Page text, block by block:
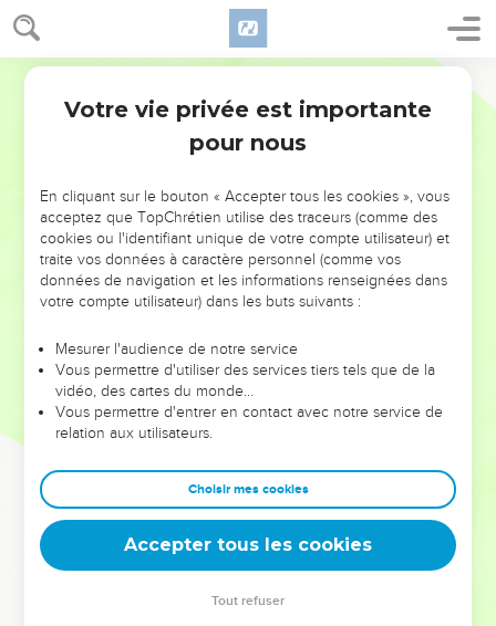
NE MANQUEZ PAS L’ÉVÉNEMENT
DE L’ANNÉE !
ET SI LEURS ERREURS POUVAIENT VOUS ÉVITER LES
VOTRES ?
leur foi ou leur vision. Mais on voit moins les doutes, les erreurs
et les saisons difficiles qu'ils ont traversés, alors même que ce
sont elles qui les ont façonnés.
Dans cette conférence, leaders, entrepreneurs, et responsables
clés pour avancer avec plus de sagesse afin que leurs erreurs
deviennent vos tremplins. Que vous guidiez un ministère, une
équipe, un groupe ou une famille, leur expérience est faite
Votre vie privée est importante
pour nous
En cliquant sur le bouton « Accepter tous les cookies », vous
acceptez que TopChrétien utilise des traceurs (comme des
cookies ou l'identifiant unique de votre compte utilisateur) et
traite vos données à caractère personnel (comme vos
données de navigation et les informations renseignées dans
votre compte utilisateur) dans les buts suivants :
Mesurer l'audience de notre service
Vous permettre d'utiliser des services tiers tels que de la
vidéo, des cartes du monde…
Vous permettre d'entrer en contact avec notre service de
relation aux utilisateurs.
Choisir mes cookies
Accepter tous les cookies
Tout refuser